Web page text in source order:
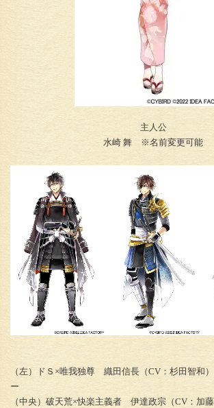
主人公
水崎 舞 ※名前変更可能
（左）ドＳ×唯我独尊 織田信長（CV：杉田智
ー
（中央）破天荒×快楽主義者 伊達政宗（CV：